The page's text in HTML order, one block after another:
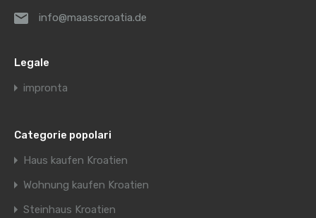
info@maasscroatia.de
Legale
impronta
Categorie popolari
Haus kaufen Kroatien
Wohnung kaufen Kroatien
Steinhaus Kroatien